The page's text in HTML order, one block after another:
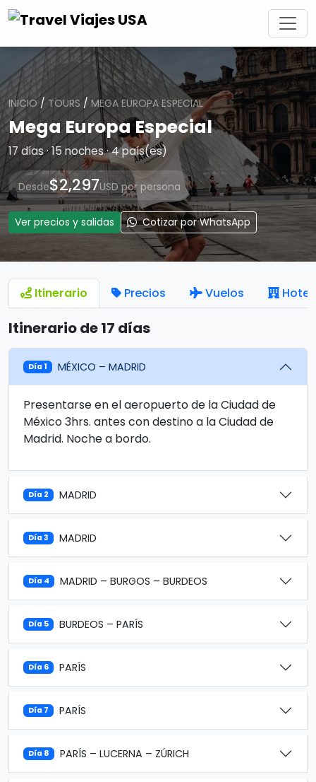
INICIO/ TOURS /MEGA EUROPA ESPECIAL
Mega Europa Especial
17 días · 15 noches · 4 país(es)
Desde$2,297USD por persona
Ver precios y salidas Cotizar por WhatsApp
Itinerario Precios Vuelos
Itinerario de 17 días
Día 1 MÉXICO – MADRID
Presentarse en el aeropuerto de la Ciudad de
México 3hrs. antes con destino a la Ciudad de
Madrid. Noche a bordo.
Día 2 MADRID
Día 3 MADRID
Día 4 MADRID – BURGOS – BURDEOS
Día 5 BURDEOS – PARÍS
Día 6 PARÍS
Día 7 PARÍS
Día 8 PARÍS – LUCERNA – ZÚRICH